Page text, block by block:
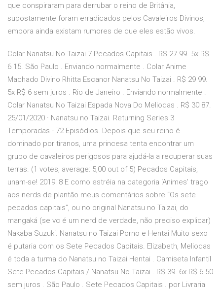
que conspiraram para derrubar o reino de Britânia,
supostamente foram erradicados pelos Cavaleiros Divinos,
embora ainda existam rumores de que eles estão vivos.
Colar Nanatsu No Taizai 7 Pecados Capitais . R$ 27 99. 5x R$
6 15. São Paulo . Enviando normalmente . Colar Anime
Machado Divino Rhitta Escanor Nanatsu No Taizai . R$ 29 99.
5x R$ 6 sem juros . Rio de Janeiro . Enviando normalmente .
Colar Nanatsu No Taizai Espada Nova Do Meliodas . R$ 30 87.
25/01/2020 · Nanatsu no Taizai. Returning Series 3
Temporadas - 72 Episódios. Depois que seu reino é
dominado por tiranos, uma princesa tenta encontrar um
grupo de cavaleiros perigosos para ajudá-la a recuperar suas
terras. (1 votes, average: 5,00 out of 5) Pecados Capitais,
unam-se! 2019: 8 E como estréia na categoria ‘Animes’ trago
aos nerds de plantão meus comentários sobre “Os sete
pecados capitais”, ou no original Nanatsu no Taizai, do
mangaká (se vc é um nerd de verdade, não preciso explicar)
Nakaba Suzuki. Nanatsu no Taizai Porno e Hentai Muito sexo
é putaria com os Sete Pecados Capitais. Elizabeth, Meliodas
é toda a turma do Nanatsu no Taizai Hentai . Camiseta Infantil
Sete Pecados Capitais / Nanatsu No Taizai . R$ 39. 6x R$ 6 50
sem juros . São Paulo . Sete Pecados Capitais . por Livraria